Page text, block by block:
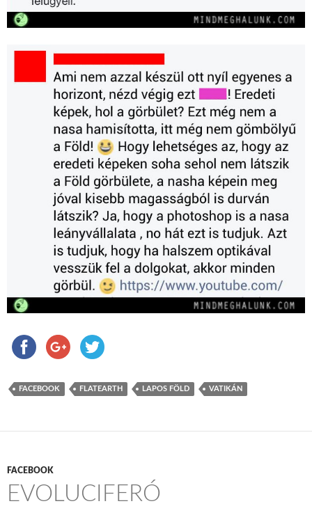
FACEBOOK FLATEARTH LAPOS FÖLD VATIKÁN
FACEBOOK
EVOLUCIFERÓ